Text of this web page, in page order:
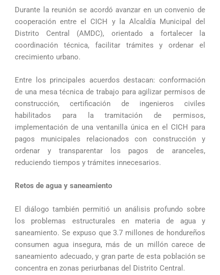
Durante la reunión se acordó avanzar en un convenio de
cooperación entre el CICH y la Alcaldía Municipal del
Distrito Central (AMDC), orientado a fortalecer la
coordinación técnica, facilitar trámites y ordenar el
crecimiento urbano.
Entre los principales acuerdos destacan: conformación
de una mesa técnica de trabajo para agilizar permisos de
construcción, certificación de ingenieros civiles
habilitados para la tramitación de permisos,
implementación de una ventanilla única en el CICH para
pagos municipales relacionados con construcción y
ordenar y transparentar los pagos de aranceles,
reduciendo tiempos y trámites innecesarios.
Retos de agua y saneamiento
El diálogo también permitió un análisis profundo sobre
los problemas estructurales en materia de agua y
saneamiento. Se expuso que 3.7 millones de hondureños
consumen agua insegura, más de un millón carece de
saneamiento adecuado, y gran parte de esta población se
concentra en zonas periurbanas del Distrito Central.